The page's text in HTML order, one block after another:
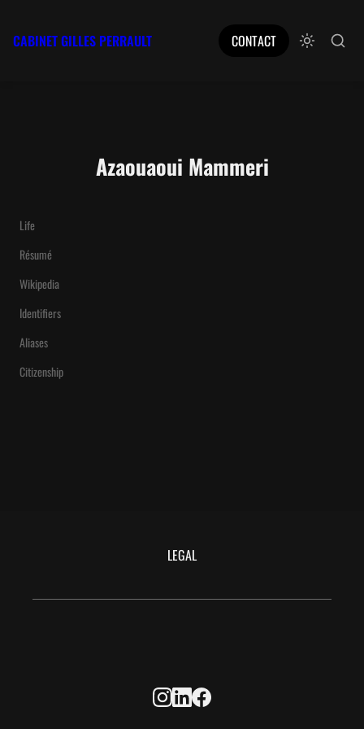
CABINET GILLES PERRAULT CONTACT
Azaouaoui Mammeri
Life
Résumé
Wikipedia
Identifiers
Aliases
Citizenship
LEGAL